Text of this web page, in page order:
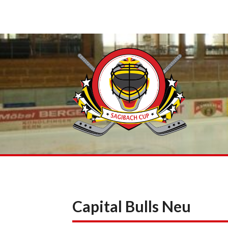
Skip
content
Capital Bulls Neu